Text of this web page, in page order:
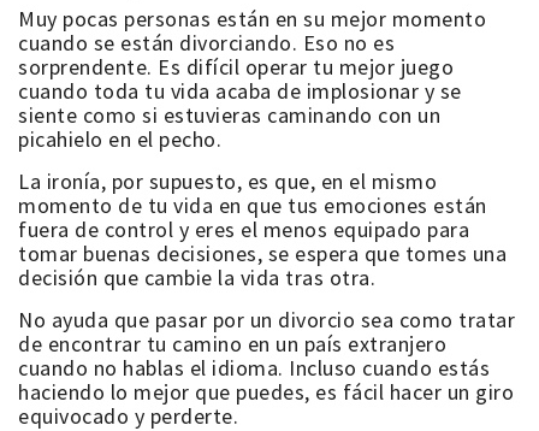
Muy pocas personas están en su mejor momento
cuando se están divorciando. Eso no es
sorprendente. Es difícil operar tu mejor juego
cuando toda tu vida acaba de implosionar y se
siente como si estuvieras caminando con un
picahielo en el pecho.
La ironía, por supuesto, es que, en el mismo
momento de tu vida en que tus emociones están
fuera de control y eres el menos equipado para
tomar buenas decisiones, se espera que tomes una
decisión que cambie la vida tras otra.
No ayuda que pasar por un divorcio sea como tratar
de encontrar tu camino en un país extranjero
cuando no hablas el idioma. Incluso cuando estás
haciendo lo mejor que puedes, es fácil hacer un giro
equivocado y perderte.